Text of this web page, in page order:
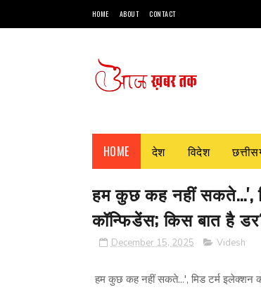
HOME ABOUT CONTACT
HOME देश विदेश
हम कुछ कह नहीं सकते...',
कॉन्फिडेंस; किस बात है
December 15, 2025 Videsh
हम कुछ कह नहीं सकते...', मिड टर्म इलेक्शन